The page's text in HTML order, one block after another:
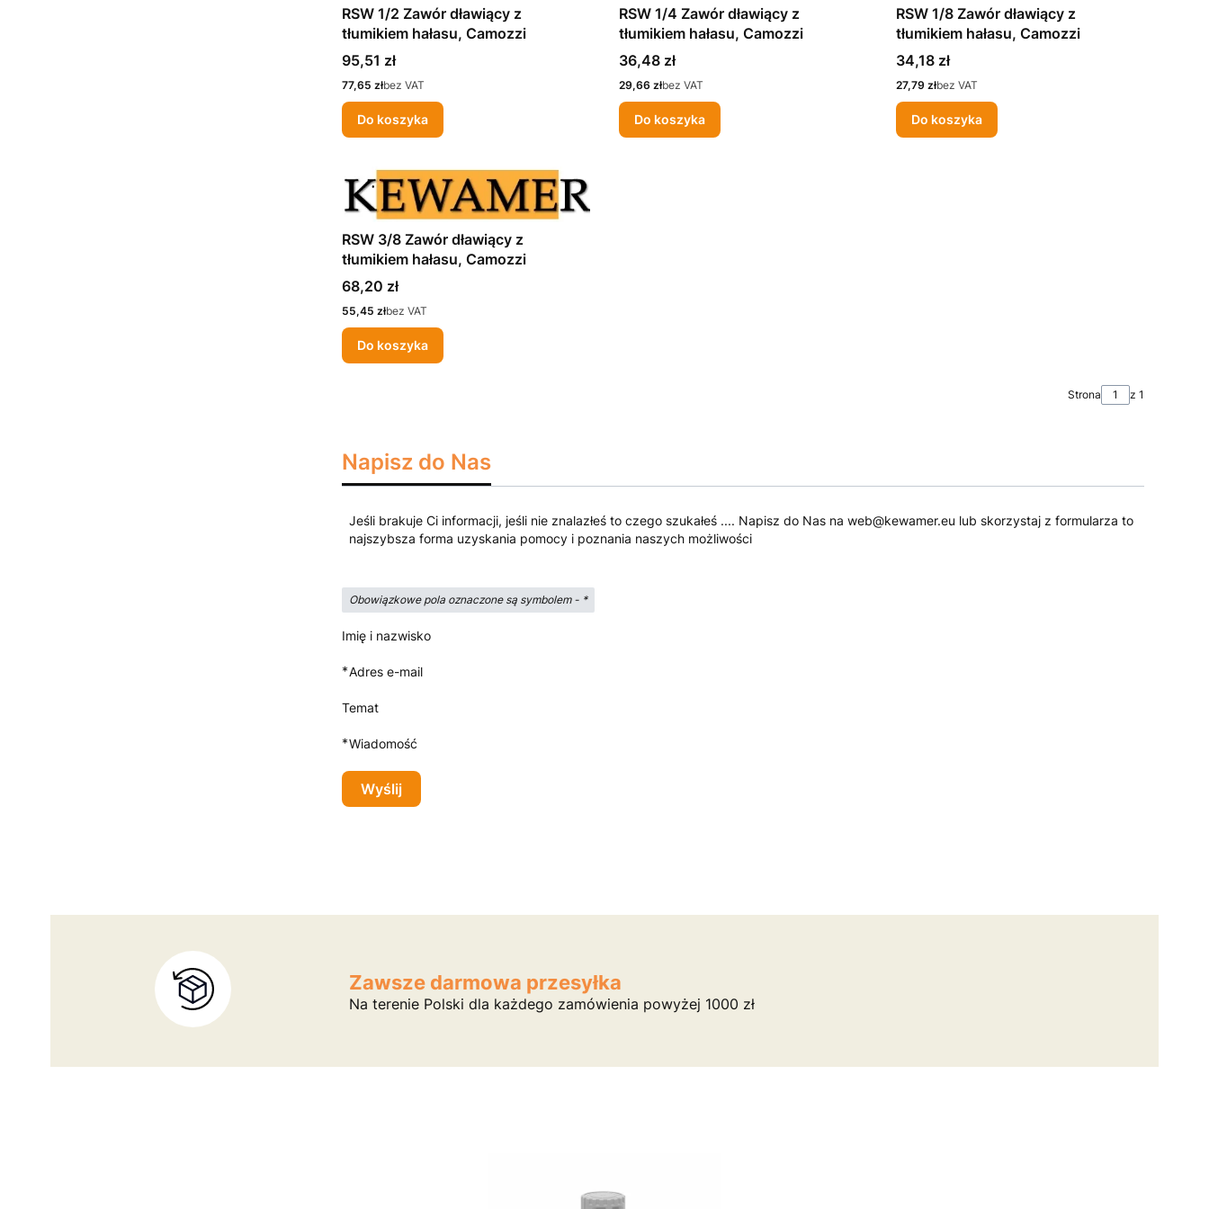
RSW 1/2 Zawór dławiący z
tłumikiem hałasu, Camozzi
Cena
95,51 zł
Cena
77,65 złbez VAT
Do koszyka
RSW 1/4 Zawór dławiący z
tłumikiem hałasu, Camozzi
Cena
36,48 zł
Cena
29,66 złbez VAT
Do koszyka
RSW 1/8 Zawór dławiący z
tłumikiem hałasu, Camozzi
Cena
34,18 zł
Cena
27,79 złbez VAT
Do koszyka
RSW 3/8 Zawór dławiący z
tłumikiem hałasu, Camozzi
Cena
68,20 zł
Cena
55,45 złbez VAT
Do koszyka
Strona z 1
Napisz do Nas
Jeśli brakuje Ci informacji, jeśli nie znalazłeś to czego szukałeś .... Napisz do Nas na web@kewamer.eu lub skorzystaj z formularza to
najszybsza forma uzyskania pomocy i poznania naszych możliwości
Obowiązkowe pola oznaczone są symbolem - *
Imię i nazwisko
*Adres e-mail
Temat
*Wiadomość
Wyślij
Zawsze darmowa przesyłka
Na terenie Polski dla każdego zamówienia powyżej 1000 zł